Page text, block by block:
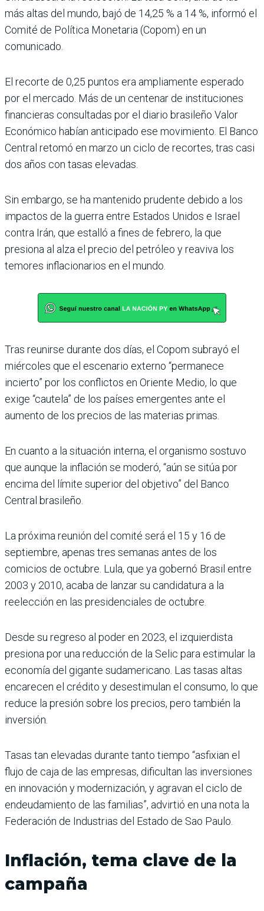
más altas del mundo, bajó de 14,25 % a 14 %, informó el
Comité de Política Monetaria (Copom) en un
comunicado.
El recorte de 0,25 puntos era ampliamente esperado
por el mercado. Más de un centenar de instituciones
financieras consultadas por el diario brasileño Valor
Económico habían anticipado ese movimiento. El Banco
Central retomó en marzo un ciclo de recortes, tras casi
dos años con tasas elevadas.
Sin embargo, se ha mantenido prudente debido a los
impactos de la guerra entre Estados Unidos e Israel
contra Irán, que estalló a fines de febrero, la que
presiona al alza el precio del petróleo y reaviva los
temores inflacionarios en el mundo.
Tras reunirse durante dos días, el Copom subrayó el
miércoles que el escenario externo “permanece
incierto” por los conflictos en Oriente Medio, lo que
exige “cautela” de los países emergentes ante el
aumento de los precios de las materias primas.
En cuanto a la situación interna, el organismo sostuvo
que aunque la inflación se moderó, “aún se sitúa por
encima del límite superior del objetivo” del Banco
Central brasileño.
La próxima reunión del comité será el 15 y 16 de
septiembre, apenas tres semanas antes de los
comicios de octubre. Lula, que ya gobernó Brasil entre
2003 y 2010, acaba de lanzar su candidatura a la
reelección en las presidenciales de octubre.
Desde su regreso al poder en 2023, el izquierdista
presiona por una reducción de la Selic para estimular la
economía del gigante sudamericano. Las tasas altas
encarecen el crédito y desestimulan el consumo, lo que
reduce la presión sobre los precios, pero también la
inversión.
Tasas tan elevadas durante tanto tiempo “asfixian el
flujo de caja de las empresas, dificultan las inversiones
en innovación y modernización, y agravan el ciclo de
endeudamiento de las familias”, advirtió en una nota la
Federación de Industrias del Estado de Sao Paulo.
Inflación, tema clave de la
campaña